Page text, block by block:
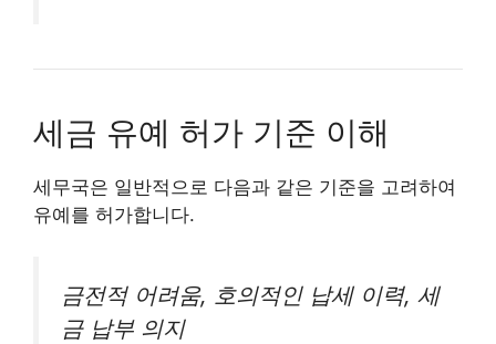
세금 유예 허가 기준 이해
세무국은 일반적으로 다음과 같은 기준을 고려하여
유예를 허가합니다.
금전적 어려움, 호의적인 납세 이력, 세
금 납부 의지